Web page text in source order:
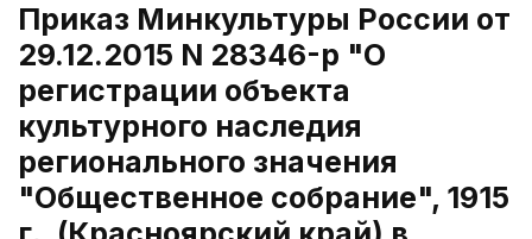
Приказ Минкультуры России от
29.12.2015 N 28346-р "О
регистрации объекта
культурного наследия
регионального значения
"Общественное собрание", 1915